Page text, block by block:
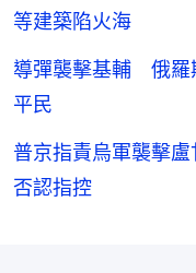
等建築陷火海
導彈襲擊基輔 俄羅
平民
普京指責烏軍襲擊
否認指控